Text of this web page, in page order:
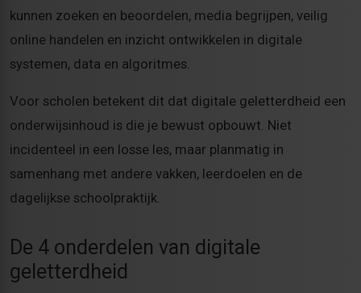
kunnen zoeken en beoordelen, media begrijpen, veilig
online handelen en inzicht ontwikkelen in digitale
systemen, data en algoritmes.
Voor scholen betekent dit dat digitale geletterdheid een
onderwijsinhoud is die je bewust opbouwt. Niet
incidenteel in een losse les, maar planmatig in
samenhang met andere vakken, leerdoelen en de
dagelijkse schoolpraktijk.
De 4 onderdelen van digitale
geletterdheid